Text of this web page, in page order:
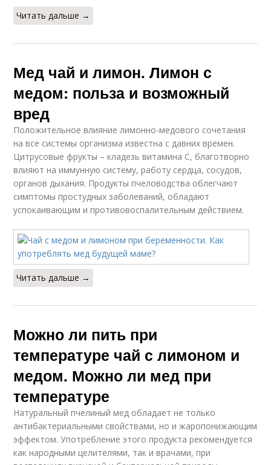
Читать дальше →
Мед чай и лимон. Лимон с
медом: польза и возможный
вред
Положительное влияние лимонно-медового сочетания
на все системы организма известна с давних времен.
Цитрусовые фрукты – кладезь витамина C, благотворно
влияют на иммунную систему, работу сердца, сосудов,
органов дыхания. Продукты пчеловодства облегчают
симптомы простудных заболеваний, обладают
успокаивающим и противовоспалительным действием.
Читать дальше →
Можно ли пить при
температуре чай с лимоном и
медом. Можно ли мед при
температуре
Натуральный пчелиный мед обладает не только
антибактериальными свойствами, но и жаропонижающим
эффектом. Употребление этого продукта рекомендуется
как народными целителями, так и врачами, при